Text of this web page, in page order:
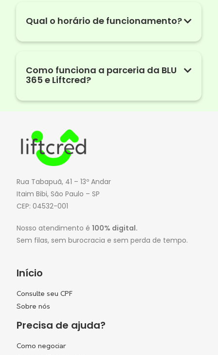
Qual o horário de funcionamento?
Como funciona a parceria da BLU
365 e Liftcred?
Rua Tabapuã, 41 – 13º Andar
Itaim Bibi, São Paulo – SP
CEP: 04532-001
Nosso atendimento é 100% digital.
Sem filas, sem burocracia e sem perda de tempo.
Início
Consulte seu CPF
Sobre nós
Precisa de ajuda?
Como negociar